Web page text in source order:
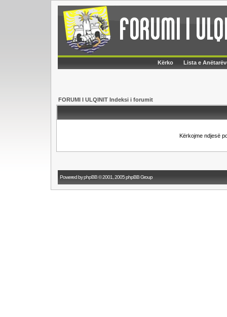
Kërko Lista e
FORUMI I ULQINIT Indeksi i forumit
Kërkojme ndjesë
Powered byphpBB© 2001, 2005 phpBB Group